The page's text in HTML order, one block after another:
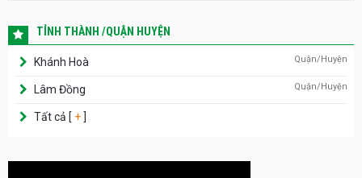
TỈNH THÀNH /QUẬN HUYỆN
Khánh Hoà Quận/Huyện
Lâm Đồng Quận/Huyện
Tất cả [ +]